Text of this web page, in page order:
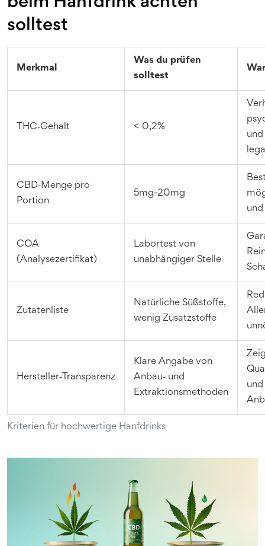
solltest
Kriterien für hochwertige Hanfdrinks
Merkmal
Was du prüfen
solltest
THC‑Gehalt < 0,2%
CBD‑Menge pro
Portion
5mg-20mg
COA
(Analysezertifikat)
Labortest von
unabhängiger Stelle
Zutatenliste
Natürliche Süßstoffe,
wenig Zusatzstoffe
Hersteller‑Transparenz
Klare Angabe von
Anbau‑ und
Extraktionsmethoden